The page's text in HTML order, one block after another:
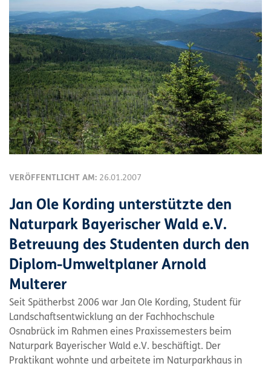
VERÖFFENTLICHT AM: 26.01.2007
Jan Ole Kording unterstützte den
Naturpark Bayerischer Wald e.V.
Betreuung des Studenten durch den
Diplom-Umweltplaner Arnold
Multerer
Seit Spätherbst 2006 war Jan Ole Kording, Student für
Landschaftsentwicklung an der Fachhochschule
Osnabrück im Rahmen eines Praxissemesters beim
Naturpark Bayerischer Wald e.V. beschäftigt. Der
Praktikant wohnte und arbeitete im Naturparkhaus in